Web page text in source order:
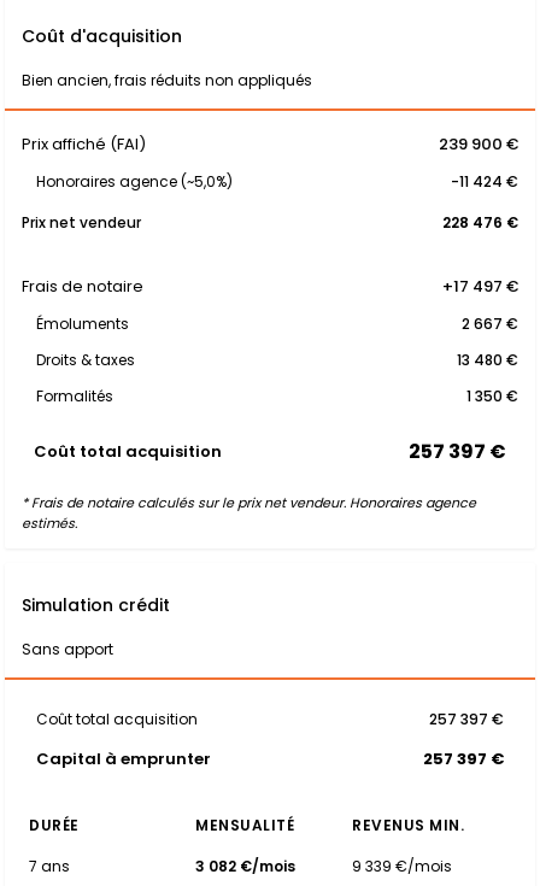
Coût d'acquisition
Bien ancien, frais réduits non appliqués
Prix affiché (FAI) 239 900 €
Honoraires agence (~5,0%)
-11 424 €
Prix net vendeur
228 476 €
Frais de notaire +17 497 €
Émoluments
2 667 €
Droits & taxes
13 480 €
Formalités
1 350 €
Coût total acquisition 257 397 €
* Frais de notaire calculés sur le prix net vendeur. Honoraires agence
estimés.
Simulation crédit
Sans apport
Coût total acquisition 257 397 €
Capital à emprunter 257 397 €
DURÉE MENSUALITÉ
REVENUS MIN.
7 ans
3 082 €/mois
9 339 €/mois